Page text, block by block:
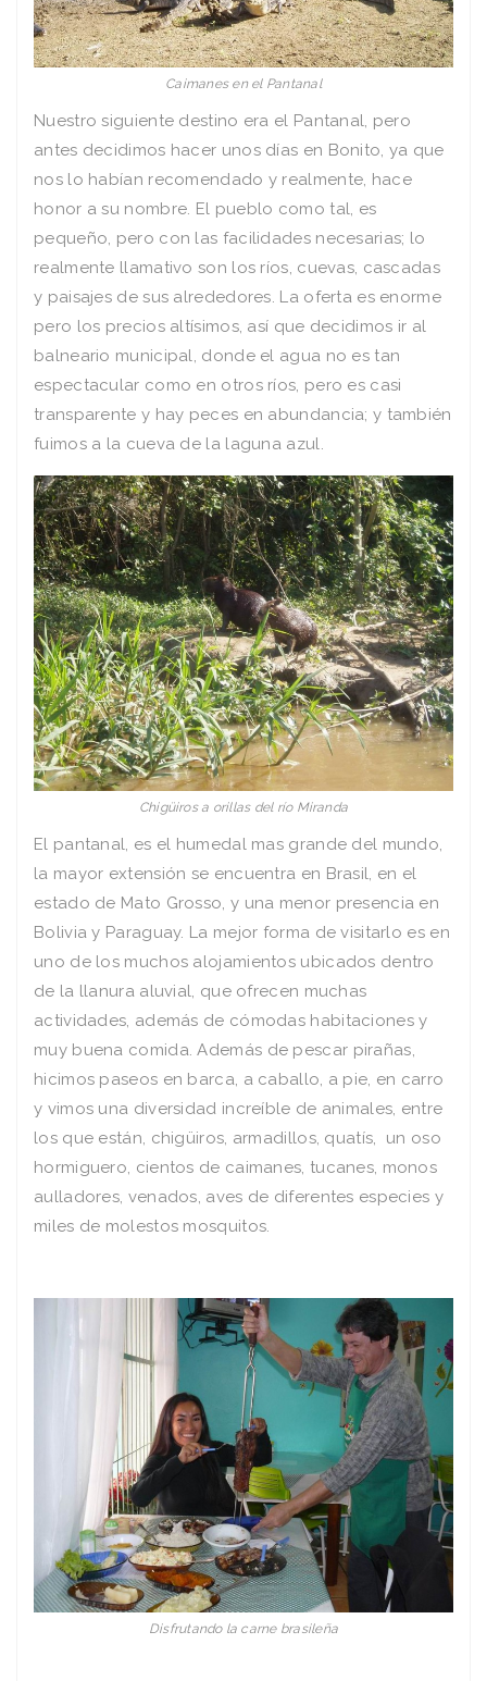
Caimanes en el Pantanal
Nuestro siguiente destino era el Pantanal, pero
antes decidimos hacer unos días en Bonito, ya que
nos lo habían recomendado y realmente, hace
honor a su nombre. El pueblo como tal, es
pequeño, pero con las facilidades necesarias; lo
realmente llamativo son los ríos, cuevas, cascadas
y paisajes de sus alrededores. La oferta es enorme
pero los precios altísimos, así que decidimos ir al
balneario municipal, donde el agua no es tan
espectacular como en otros ríos, pero es casi
transparente y hay peces en abundancia; y también
fuimos a la cueva de la laguna azul.
Chigüiros a orillas del río Miranda
El pantanal, es el humedal mas grande del mundo,
la mayor extensión se encuentra en Brasil, en el
estado de Mato Grosso, y una menor presencia en
Bolivia y Paraguay. La mejor forma de visitarlo es en
uno de los muchos alojamientos ubicados dentro
de la llanura aluvial, que ofrecen muchas
actividades, además de cómodas habitaciones y
muy buena comida. Además de pescar pirañas,
hicimos paseos en barca, a caballo, a pie, en carro
y vimos una diversidad increíble de animales, entre
los que están, chigüiros, armadillos, quatís, un oso
hormiguero, cientos de caimanes, tucanes, monos
aulladores, venados, aves de diferentes especies y
miles de molestos mosquitos.
Disfrutando la carne brasileña